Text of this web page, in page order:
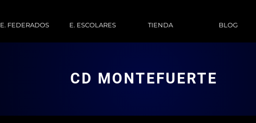
E. FEDERADOS E. ESCOLARES TIENDA BLOG
CD MONTEFUERTE